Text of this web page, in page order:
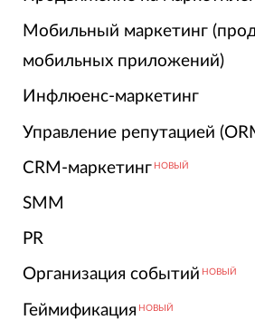
Мобильный маркетинг
мобильных приложений)
Инфлюенс-маркетинг
Управление репутацией
CRM-маркетинг НОВЫЙ
SMM
PR
Организация событий НОВЫЙ
Геймификация НОВЫЙ